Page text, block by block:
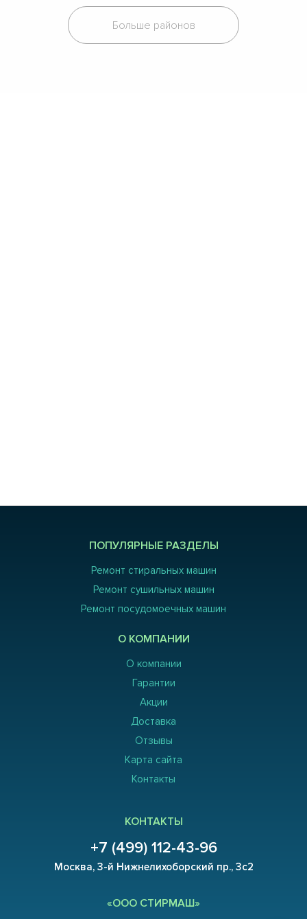
ПОПУЛЯРНЫЕ РАЗДЕЛЫ
Ремонт стиральных машин
Ремонт сушильных машин
Ремонт посудомоечных машин
О КОМПАНИИ
О компании
Гарантии
Акции
Доставка
Отзывы
Карта сайта
Контакты
КОНТАКТЫ
+7 (499) 112-43-96
Москва, 3-й Нижнелихоборский пр., 3с2
«ООО СТИРМАШ»